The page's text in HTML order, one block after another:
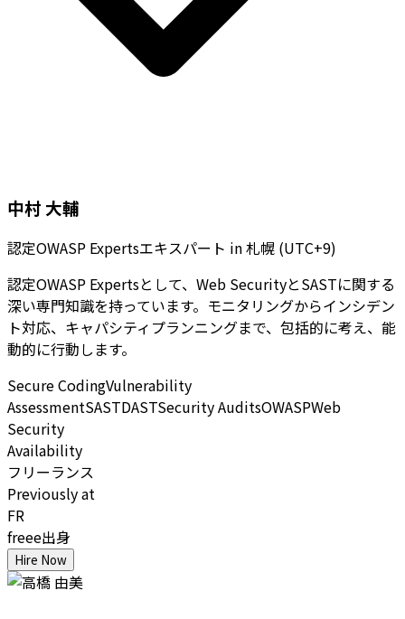
中村 大輔
認定OWASP Expertsエキスパート in札幌 (UTC+9)
認定OWASP Expertsとして、Web SecurityとSASTに関する
深い専門知識を持っています。モニタリングからインシデン
ト対応、キャパシティプランニングまで、包括的に考え、能
動的に行動します。
Secure CodingVulnerability
AssessmentSASTDASTSecurity AuditsOWASPWeb
Security
Availability
フリーランス
Previously at
FR
freee出身
Hire Now